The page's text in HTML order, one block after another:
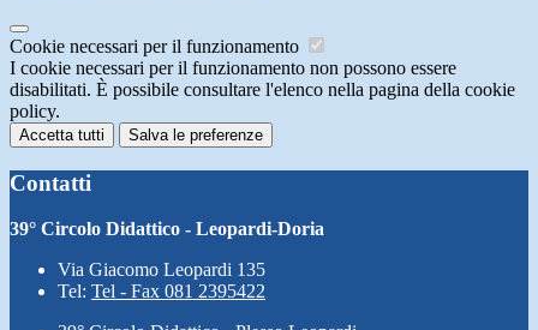
Cookie necessari per il funzionamento
I cookie necessari per il funzionamento non possono essere
disabilitati. È possibile consultare l'elenco nella pagina della cookie
policy.
Accetta tutti Salva le preferenze
Contatti
39° Circolo Didattico - Leopardi-Doria
Via Giacomo Leopardi 135
Tel: Tel - Fax 081 2395422